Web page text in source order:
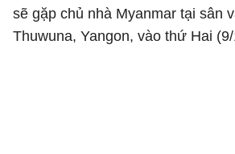
sẽ gặp chủ nhà Myanmar tại sân
Thuwuna, Yangon, vào thứ Hai